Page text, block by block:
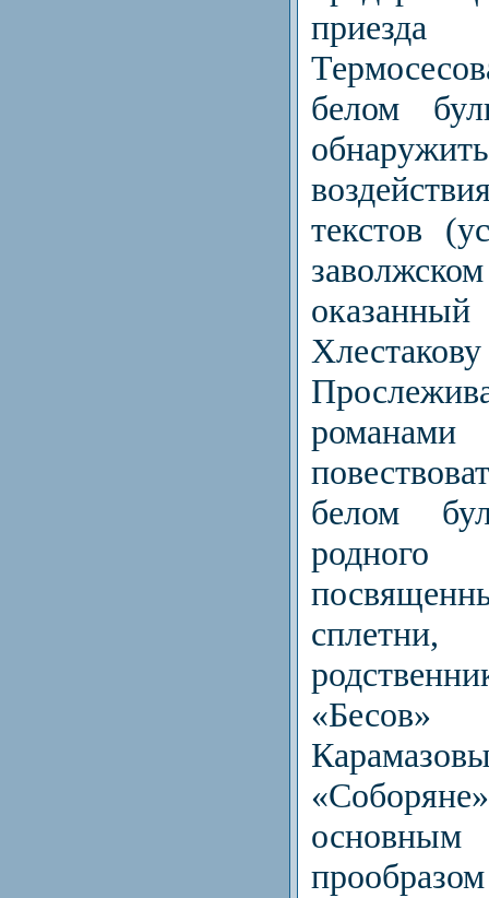
белом
текстов
романами
белом